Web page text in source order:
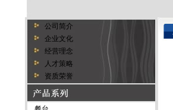
公司简介
企业文化
经营理念
人才策略
资质荣誉